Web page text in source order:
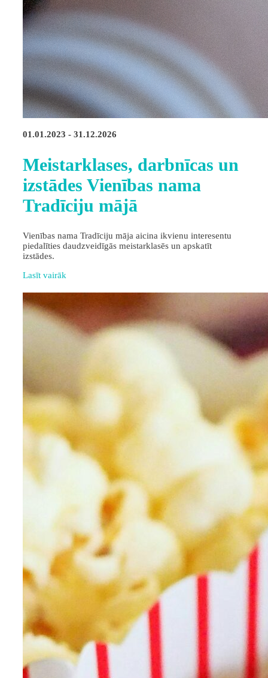
01.01.2023 - 31.12.2026
Meistarklases, darbnīcas un
izstādes Vienības nama
Tradīciju mājā
Vienības nama Tradīciju māja aicina ikvienu interesentu
piedalīties daudzveidīgās meistarklasēs un apskatīt
izstādes.
Lasīt vairāk